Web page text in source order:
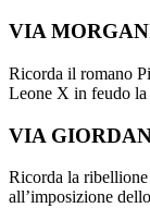
VIA
Ricorda il romano
Leone X in feudo la
VIA
Ricorda la
all’imposizione